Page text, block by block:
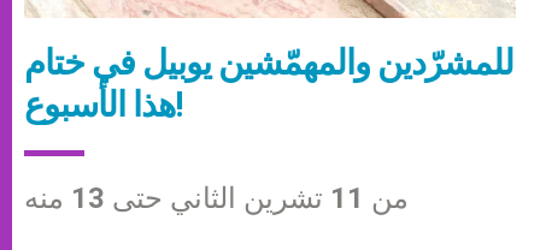
للمشرّدين والمهمّشين يوبيل في ختام
هذا الأسبوع!
من 11 تشرين الثاني حتى 13 منه